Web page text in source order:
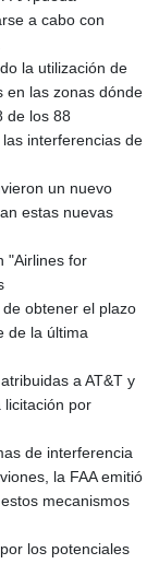
a cabo con
la utilización de
en las zonas dónde
de los 88
interferencias de
un nuevo
estas nuevas
"Airlines for
obtener el plazo
de la última
a AT&T y
licitación por
de interferencia
la FAA emitió
mecanismos
los potenciales